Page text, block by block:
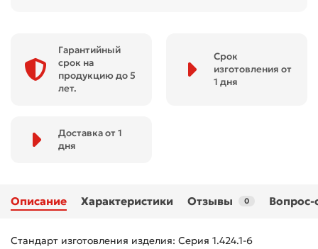
Гарантийный
срок на
продукцию до 5
лет.
Срок
изготовления от
1 дня
Доставка от 1
дня
Описание Характеристики Отзывы 0 Вопрос-
Стандарт изготовления изделия: Серия 1.424.1-6